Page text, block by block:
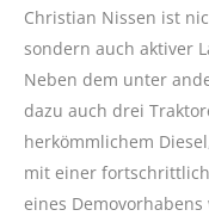
Christian Nissen ist
sondern auch aktiver
Neben dem unter
dazu auch drei
herkömmlichem
mit einer
eines